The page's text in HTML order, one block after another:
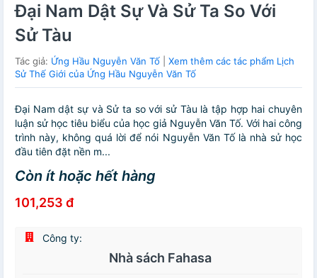
Đại Nam Dật Sự Và Sử Ta So Với
Sử Tàu
Tác giả: Ứng Hầu Nguyễn Văn Tố
Xem thêm các tác phẩm Lịch
Sử Thế Giới của Ứng Hầu Nguyễn Văn Tố
Đại Nam dật sự và Sử ta so với sử Tàu là tập hợp hai chuyên
luận sử học tiêu biểu của học giả Nguyễn Văn Tố. Với hai công
trình này, không quá lời để nói Nguyễn Văn Tố là nhà sử học
đầu tiên đặt nền m...
Còn ít hoặc hết hàng
101,253 đ
Công ty:
Nhà sách Fahasa